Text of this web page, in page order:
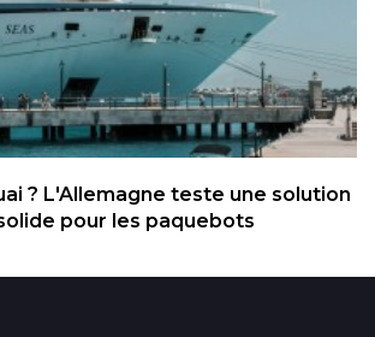
? L'Allemagne teste une solution
pour les paquebots